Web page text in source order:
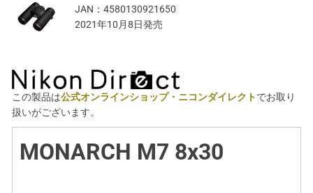
JAN： 4580130921650
2021年10月8日発売
この製品は公式オンラインショップ・ニコンダイレクトでお取り
扱いがございます。
MONARCH M7 8x30